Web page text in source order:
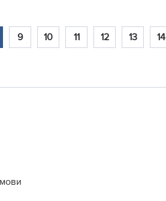
9 10 11 12 13 14